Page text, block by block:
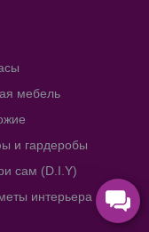
мебель
и гардеробы
сам (D.I.Y)
интерьера